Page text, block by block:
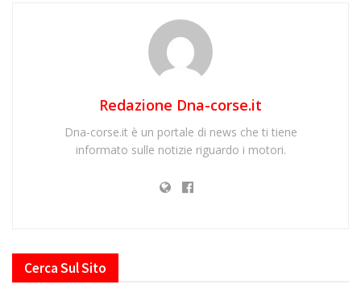
Redazione Dna-corse.it
Dna-corse.it è un portale di news che ti tiene
informato sulle notizie riguardo i motori.
Cerca Sul Sito